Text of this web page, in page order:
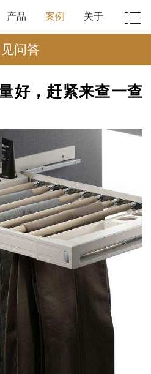
产品 案例 关于
问答
好，赶紧来查一查